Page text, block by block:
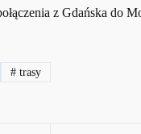
z Gdańska
# trasy